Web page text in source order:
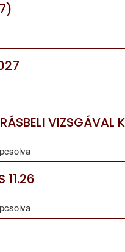
VIZSGÁVAL
11.26